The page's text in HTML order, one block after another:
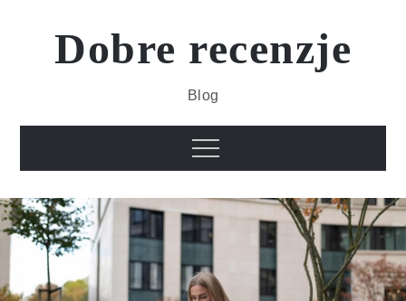
Dobre recenzje
Blog
Menu